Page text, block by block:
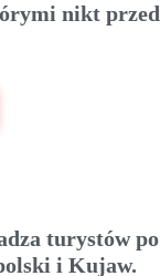
turystów po
i Kujaw.
nikt przed